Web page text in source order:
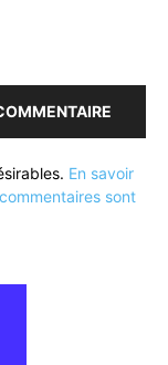
En savoir
sont